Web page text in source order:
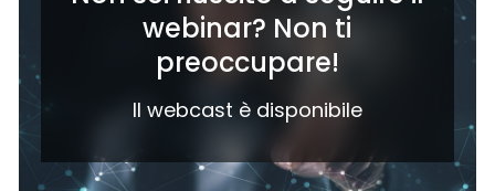
webinar? Non ti
preoccupare!
Il webcast è disponibile